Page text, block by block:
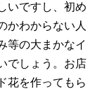
いですし、初め
かわからない人
等の大まかなイ
でしょう。お店
花を作ってもら